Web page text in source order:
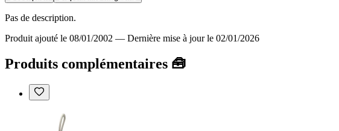
Pas de description.
Produit ajouté le 08/01/2002 — Dernière mise à jour le 02/01/2026
Produits complémentaires 🧰